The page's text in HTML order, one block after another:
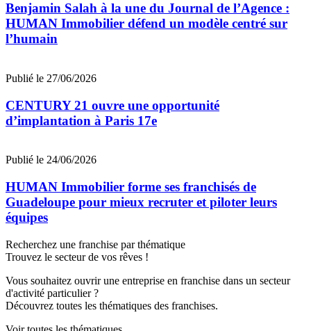
Benjamin Salah à la une du Journal de l’Agence :
HUMAN Immobilier défend un modèle centré sur
l’humain
Publié le 27/06/2026
CENTURY 21 ouvre une opportunité
d’implantation à Paris 17e
Publié le 24/06/2026
HUMAN Immobilier forme ses franchisés de
Guadeloupe pour mieux recruter et piloter leurs
équipes
Recherchez une franchise par thématique
Trouvez le secteur de vos rêves !
Vous souhaitez ouvrir une entreprise en franchise dans un secteur
d'activité particulier ?
Découvrez toutes les thématiques des franchises.